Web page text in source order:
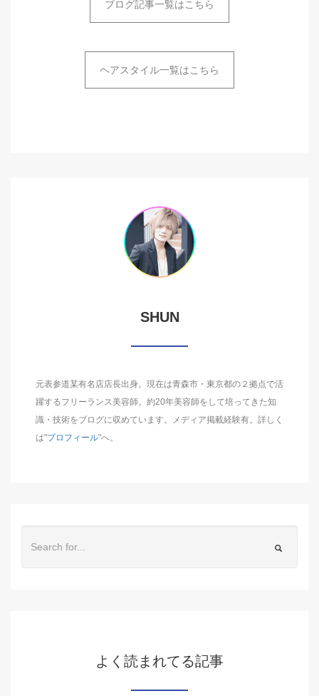
ブログ記事一覧はこちら
ヘアスタイル一覧はこちら
SHUN
元表参道某有名店店長出身。現在は青森市・東京都の２拠点で活
躍するフリーランス美容師。約20年美容師をして培ってきた知
識・技術をブログに収めています。メディア掲載経験有。詳しく
は"プロフィール"へ。
よく読まれてる記事